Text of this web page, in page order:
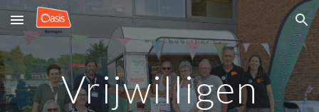
Skip to main content Skip to navigation
Vrijwilligen